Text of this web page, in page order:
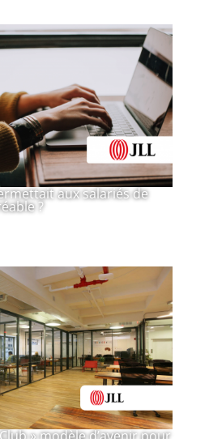
aux salariés de
?